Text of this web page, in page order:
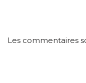
Les commentaires